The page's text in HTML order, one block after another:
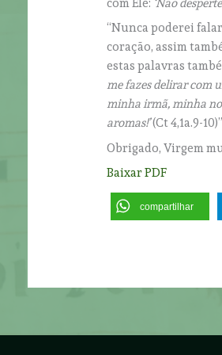
“Nunca poderei
coração, assim
estas palavras
me fazes delirar com
minha irmã, minha
aromas!’(Ct 4,1a.9-10)”
Obrigado, Virgem
Baixar PDF
compartilhar